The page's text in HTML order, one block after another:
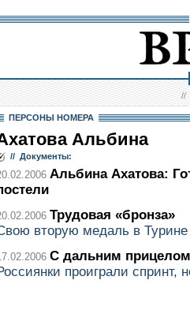
//
ПЕРСОНЫ НОМЕРА
Альбина
// Документы:
Альбина Ахатова:
Трудовая «бронза»
вторую медаль в Турине
С дальним прицелом
проиграли спринт,